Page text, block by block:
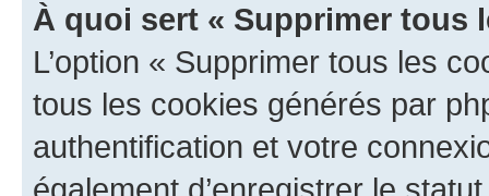
À quoi sert « Supprimer tous
L’option « Supprimer tous les
tous les cookies générés par
authentification et votre